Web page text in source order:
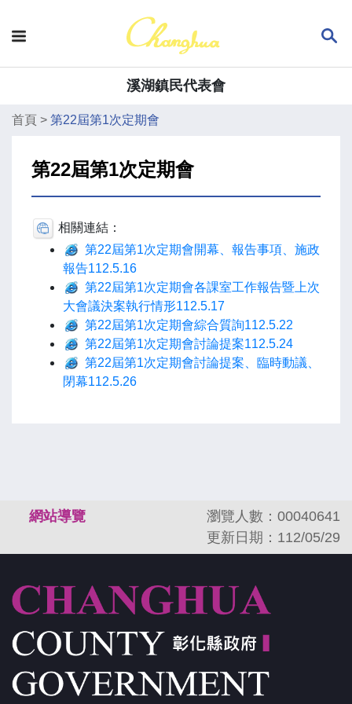
溪湖鎮民代表會
首頁 > 第22屆第1次定期會
第22屆第1次定期會
相關連結：
第22屆第1次定期會開幕、報告事項、施政
報告112.5.16
第22屆第1次定期會各課室工作報告暨上次
大會議決案執行情形112.5.17
第22屆第1次定期會綜合質詢112.5.22
第22屆第1次定期會討論提案112.5.24
第22屆第1次定期會討論提案、臨時動議、
閉幕112.5.26
網站導覽
瀏覽人數：00040641
更新日期：112/05/29